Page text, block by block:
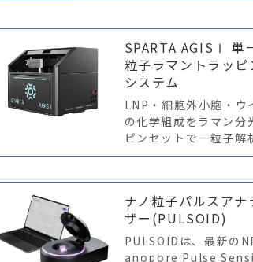
SPARTA AGISⅠ 単
粒子ラマントラッピ
システム
LNP・細胞外小胞・ウ
の化学組成をラマン分
ピンセットで一粒子解
ナノ粒子パルスアナ
ザー(PULSOID)
PULSOIDは、最新の
anopore Pulse